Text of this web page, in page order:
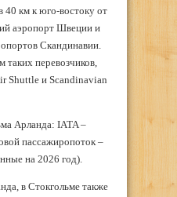
40 км к юго-востоку от
аэропорт Швеции и
Скандинавии.
таких перевозчиков,
Shuttle и Scandinavian
Арланда: IATA –
пассажиропоток –
на 2026 год).
в Стокгольме также